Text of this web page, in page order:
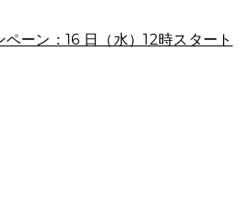
ーン：16 日（水）12時スタート